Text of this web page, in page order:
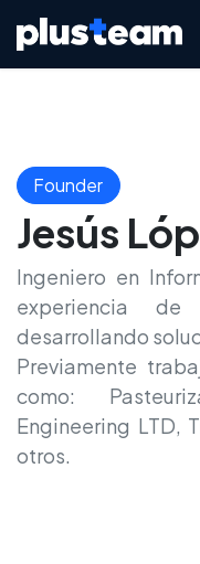
Ir al contenido
Founder
Jesús
Ingeniero en
experiencia
desarrollando
Previamente
como:
Engineering LTD,
otros.